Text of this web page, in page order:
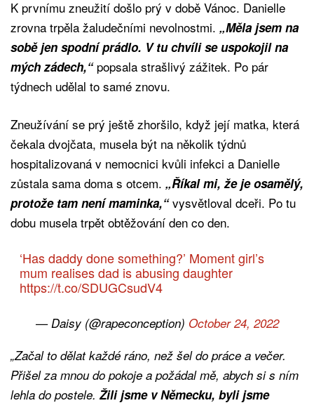
K prvnímu zneužití došlo prý v době Vánoc. Danielle
zrovna trpěla žaludečními nevolnostmi. „Měla jsem na
sobě jen spodní prádlo. V tu chvíli se uspokojil na
mých zádech,“popsala strašlivý zážitek. Po pár
týdnech udělal to samé znovu.
Zneužívání se prý ještě zhoršilo, když její matka, která
čekala dvojčata, musela být na několik týdnů
hospitalizovaná v nemocnici kvůli infekci a Danielle
zůstala sama doma s otcem. „Říkal mi, že je osamělý,
protože tam není maminka,“vysvětloval dceři. Po tu
dobu musela trpět obtěžování den co den.
‘Has daddy done something?’ Moment girl’s
mum realises dad is abusing daughter
https://t.co/SDUGCsudV4
— Daisy (@rapeconception) October 24, 2022
„Začal to dělat každé ráno, než šel do práce a večer.
Přišel za mnou do pokoje a požádal mě, abych si s ním
lehla do postele. Žili jsme v Německu, byli jsme